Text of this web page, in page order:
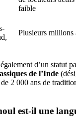
faible
Plusieurs millions
d’un statut
de l’Inde
2 000 ans de
est-il une